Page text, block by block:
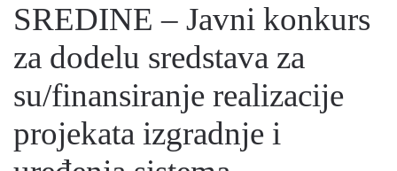
SREDINE – Javni konkurs
za dodelu sredstava za
su/finansiranje realizacije
projekata izgradnje i